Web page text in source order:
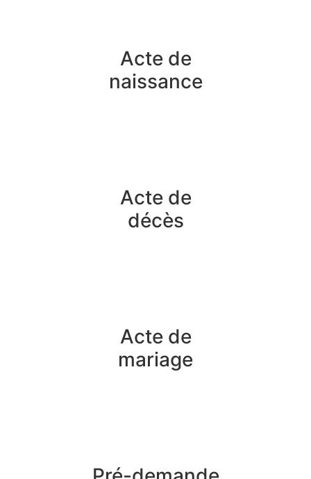
Acte de
naissance
Acte de
décès
Acte de
mariage